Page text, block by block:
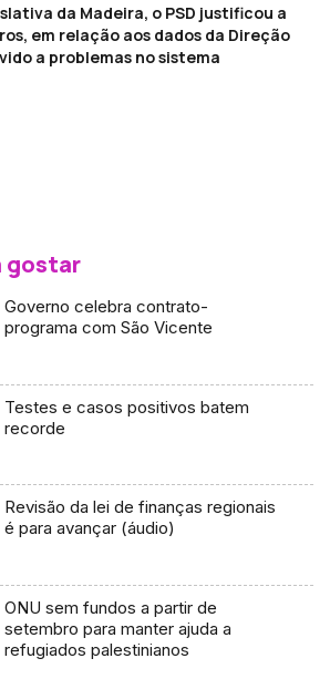
da Madeira, o PSD justificou a
em relação aos dados da Direção
a problemas no sistema
gostar
Governo celebra contrato-
programa com São Vicente
Testes e casos positivos batem
recorde
Revisão da lei de finanças regionais
é para avançar (áudio)
ONU sem fundos a partir de
setembro para manter ajuda a
refugiados palestinianos